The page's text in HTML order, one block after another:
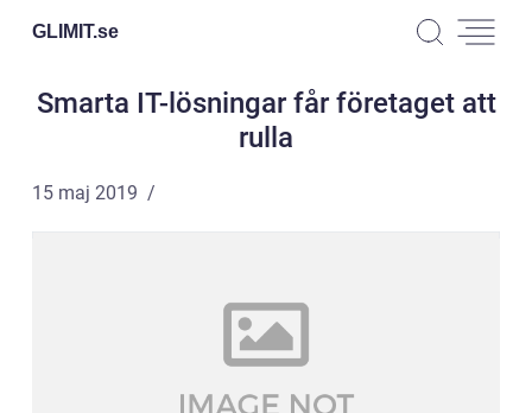
GLIMIT.se
Smarta IT-lösningar får företaget att
rulla
15 maj 2019